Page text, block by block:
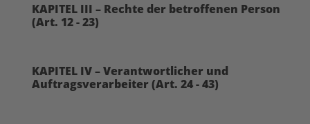
KAPITEL III – Rechte der betroffenen Person
(Art. 12 - 23)
KAPITEL IV – Verantwortlicher und
Auftragsverarbeiter (Art. 24 - 43)